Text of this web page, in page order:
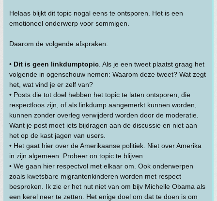
Helaas blijkt dit topic nogal eens te ontsporen. Het is een
emotioneel onderwerp voor sommigen.
Daarom de volgende afspraken:
• Dit is geen linkdumptopic . Als je een tweet plaatst graag het
volgende in ogenschouw nemen: Waarom deze tweet? Wat zegt
het, wat vind je er zelf van?
• Posts die tot doel hebben het topic te laten ontsporen, die
respectloos zijn, of als linkdump aangemerkt kunnen worden,
kunnen zonder overleg verwijderd worden door de moderatie.
Want je post moet iets bijdragen aan de discussie en niet aan
het op de kast jagen van users.
• Het gaat hier over de Amerikaanse politiek. Niet over Amerika
in zijn algemeen. Probeer on topic te blijven.
• We gaan hier respectvol met elkaar om. Ook onderwerpen
zoals kwetsbare migrantenkinderen worden met respect
besproken. Ik zie er het nut niet van om bijv Michelle Obama als
een kerel neer te zetten. Het enige doel om dat te doen is om